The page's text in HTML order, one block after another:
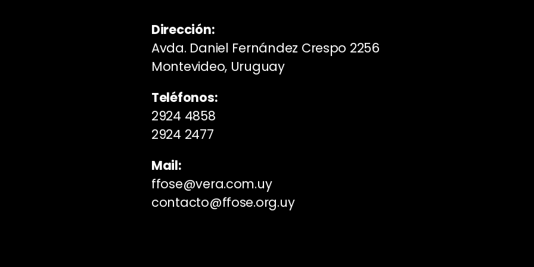
Dirección:
Avda. Daniel Fernández Crespo 2256
Montevideo, Uruguay
Teléfonos:
2924 4858
2924 2477
Mail:
ffose@vera.com.uy
contacto@ffose.org.uy